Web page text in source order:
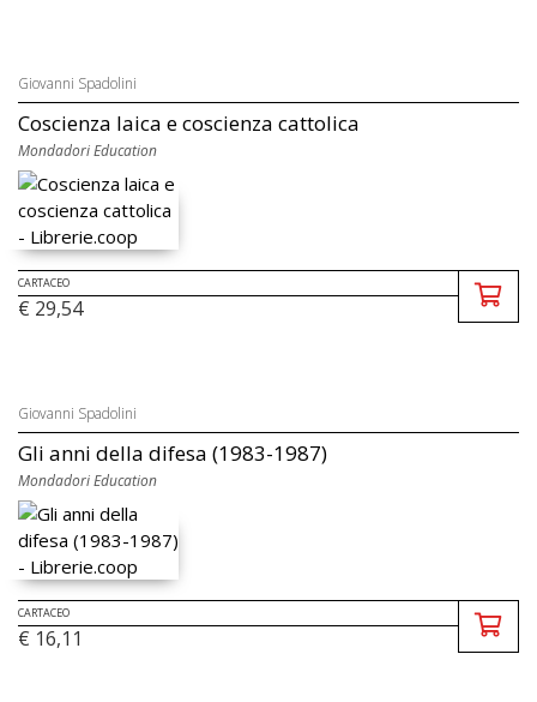
Giovanni Spadolini
Coscienza laica e coscienza cattolica
Mondadori Education
CARTACEO
€ 29,54
Giovanni Spadolini
Gli anni della difesa (1983-1987)
Mondadori Education
CARTACEO
€ 16,11